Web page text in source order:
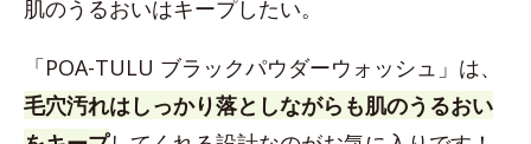
肌のうるおいはキープしたい。
「POA-TULU ブラックパウダーウォッシュ」は、
毛穴汚れはしっかり落としながらも肌のうるおい